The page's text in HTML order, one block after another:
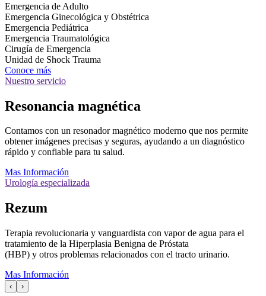
Emergencia de Adulto
Emergencia Ginecológica y Obstétrica
Emergencia Pediátrica
Emergencia Traumatológica
Cirugía de Emergencia
Unidad de Shock Trauma
Conoce más
Nuestro servicio
Resonancia magnética
Contamos con un resonador magnético moderno que nos permite
obtener imágenes precisas y seguras, ayudando a un diagnóstico
rápido y confiable para tu salud.
Mas Información
Urología especializada
Rezum
Terapia revolucionaria y vanguardista con vapor de agua para el
tratamiento de la Hiperplasia Benigna de Próstata
(HBP) y otros problemas relacionados con el tracto urinario.
Mas Información
‹ ›